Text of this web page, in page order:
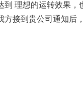
到 理想的运转效果
方接到贵公司通知后